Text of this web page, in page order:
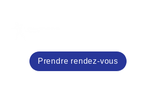
Prendre rendez-vous